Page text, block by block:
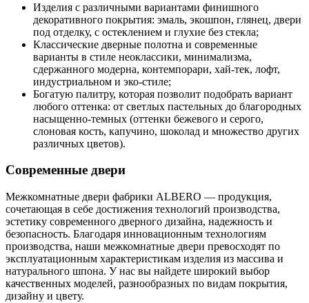
Изделия с различными вариантами финишного
декоративного покрытия: эмаль, экошпон, глянец, двери
под отделку, с остеклением и глухие без стекла;
Классические дверные полотна и современные
варианты в стиле неоклассики, минимализма,
сдержанного модерна, контемпорари, хай-тек, лофт,
индустриальном и эко-стиле;
Богатую палитру, которая позволит подобрать вариант
любого оттенка: от светлых пастельных до благородных
насыщенно-темных (оттенки бежевого и серого,
слоновая кость, капучино, шоколад и множество других
различных цветов).
Современные двери
Межкомнатные двери фабрики ALBERO — продукция,
сочетающая в себе достижения технологий производства,
эстетику современного дверного дизайна, надежность и
безопасность. Благодаря инновационным технологиям
производства, наши межкомнатные двери превосходят по
эксплуатационным характеристикам изделия из массива и
натурального шпона. У нас вы найдете широкий выбор
качественных моделей, разнообразных по видам покрытия,
дизайну и цвету.